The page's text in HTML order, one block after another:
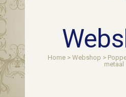
Home> Webshop >
metaal